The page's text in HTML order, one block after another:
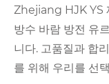
Zhejiang HJK YS
방수 바람 방전 유
니다. 고품질과 합
를 위해 우리를 선